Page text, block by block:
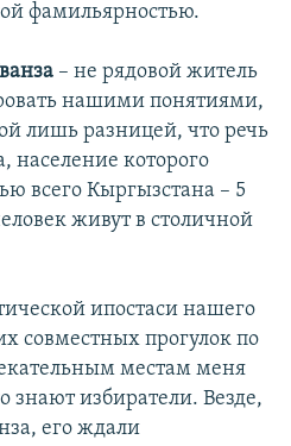
фамильярностью.
– не рядовой житель
нашими понятиями,
лишь разницей, что речь
население которого
всего Кыргызстана – 5
живут в столичной
ипостаси нашего
совместных прогулок по
местам меня
знают избиратели. Везде,
его ждали